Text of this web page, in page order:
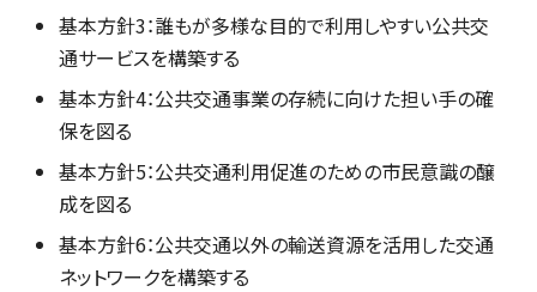
基本方針3：誰もが多様な目的で利用しやすい公共交
通サービスを構築する
基本方針4：公共交通事業の存続に向けた担い手の確
保を図る
基本方針5：公共交通利用促進のための市民意識の醸
成を図る
基本方針6：公共交通以外の輸送資源を活用した交通
ネットワークを構築する